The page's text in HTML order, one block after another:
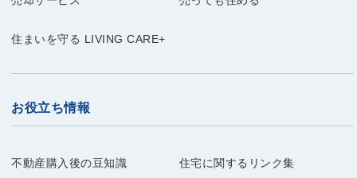
住まいを守る LIVING CARE+
お役立ち情報
不動産購入後の豆知識 住宅に関するリンク集